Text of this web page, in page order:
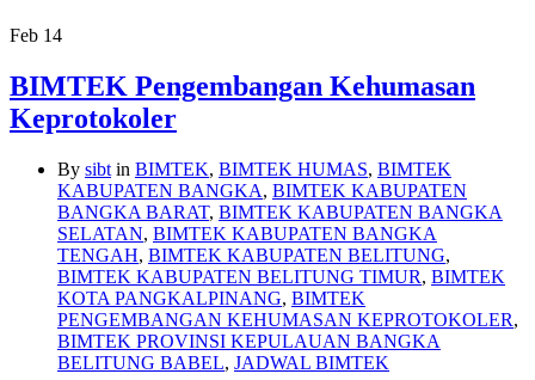
Feb 14
BIMTEK Pengembangan Kehumasan
Keprotokoler
By sibt in BIMTEK, BIMTEK HUMAS, BIMTEK
KABUPATEN BANGKA, BIMTEK KABUPATEN
BANGKA BARAT, BIMTEK KABUPATEN BANGKA
SELATAN, BIMTEK KABUPATEN BANGKA
TENGAH, BIMTEK KABUPATEN BELITUNG,
BIMTEK KABUPATEN BELITUNG TIMUR, BIMTEK
KOTA PANGKALPINANG, BIMTEK
PENGEMBANGAN KEHUMASAN KEPROTOKOLER,
BIMTEK PROVINSI KEPULAUAN BANGKA
BELITUNG BABEL, JADWAL BIMTEK